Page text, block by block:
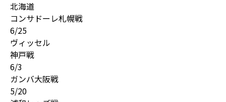
北海道
コンサドーレ札幌戦
6/25
ヴィッセル
神戸戦
6/3
ガンバ大阪戦
5/20